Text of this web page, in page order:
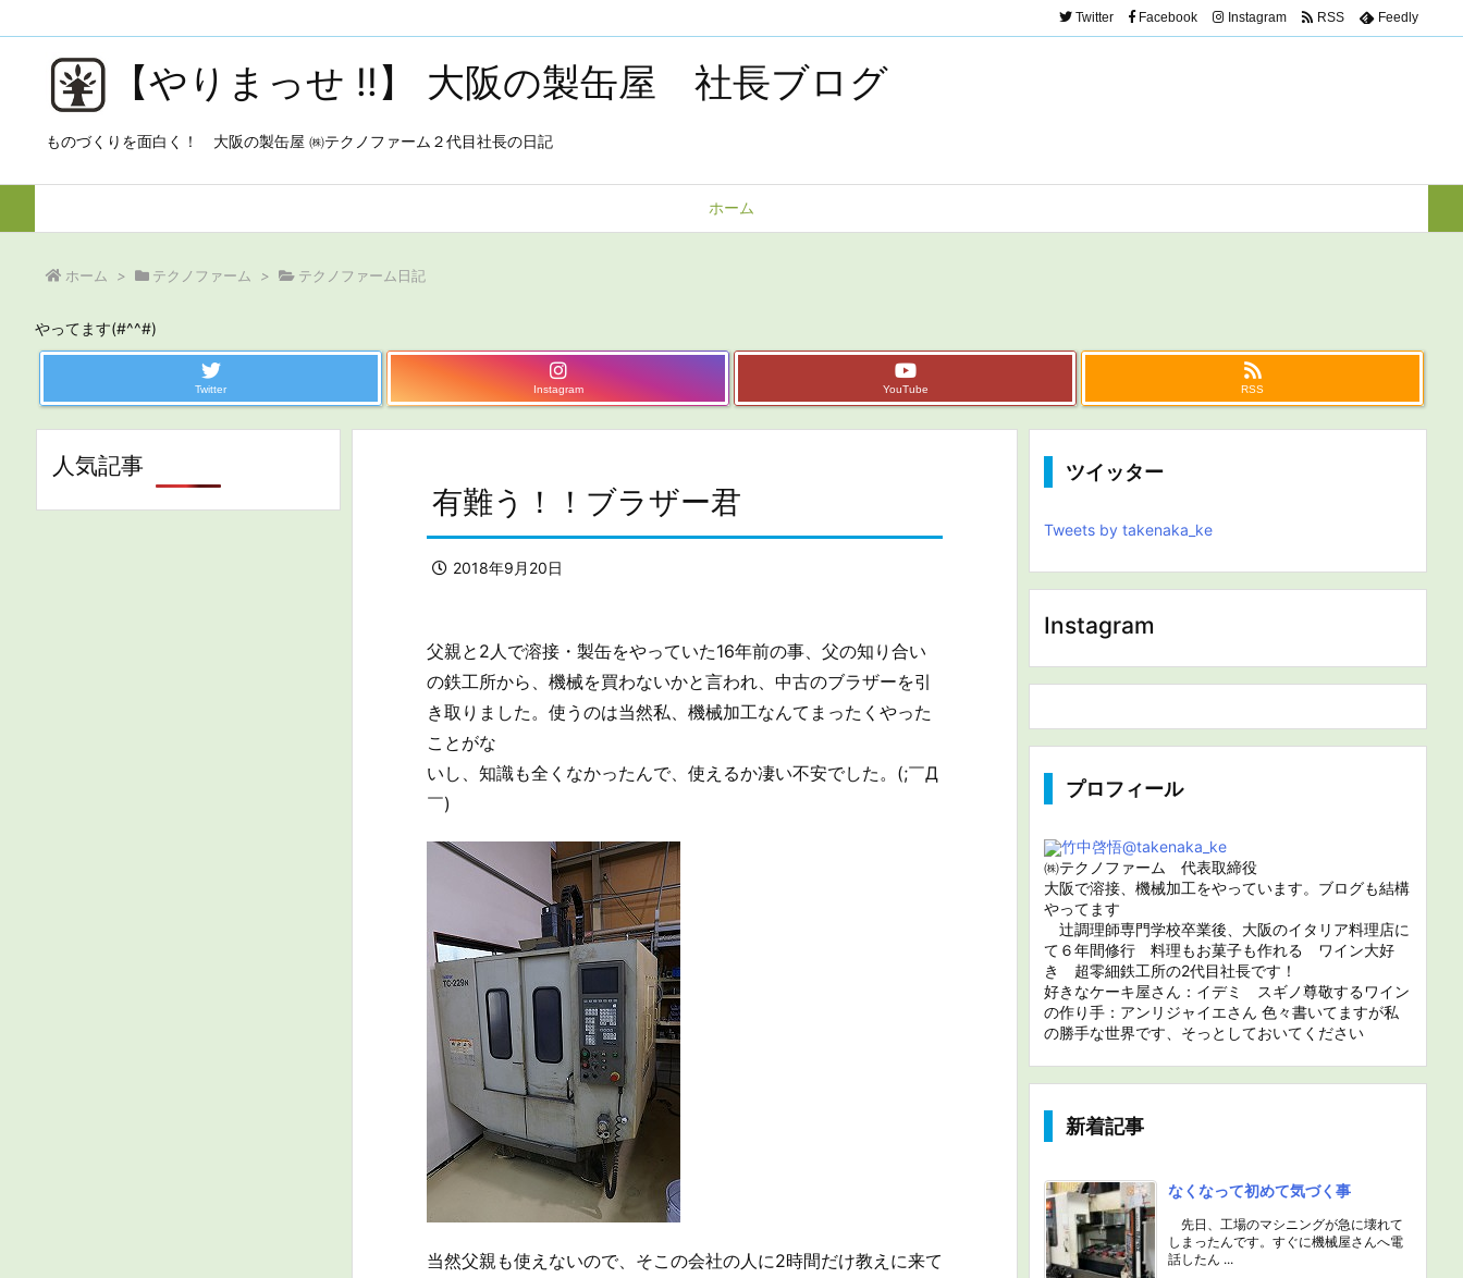
【やりまっせ !!】 大阪の製缶屋 社長ブログ
ものづくりを面白く！ 大阪の製缶屋 ㈱テクノファーム２代目社長の日記
ホーム
Twitter Facebook Instagram RSS Feedly
ホーム > テクノファーム > テクノファーム日記
やってます(#^^#)
Twitter Instagram YouTube RSS
有難う！！ブラザー君
2018年9月20日
父親と2人で溶接・製缶をやっていた16年前の事、父の知り合い
の鉄工所から、機械を買わないかと言われ、中古のブラザーを引
き取りました。使うのは当然私、機械加工なんてまったくやった
ことがな
いし、知識も全くなかったんで、使えるか凄い不安でした。(;￣Д
￣)
当然父親も使えないので、そこの会社の人に2時間だけ教えに来て
人気記事 ツイッター
Tweets by takenaka_ke
Instagram
プロフィール
竹中啓悟@takenaka_ke
㈱テクノファーム 代表取締役
大阪で溶接、機械加工をやっています。ブログも結構
やってます
辻調理師専門学校卒業後、大阪のイタリア料理店に
て６年間修行 料理もお菓子も作れる ワイン大好
き 超零細鉄工所の2代目社長です！
好きなケーキ屋さん：イデミ スギノ尊敬するワイン
の作り手：アンリジャイエさん 色々書いてますが私
の勝手な世界です、そっとしておいてください
新着記事
なくなって初めて気づく事
先日、工場のマシニングが急に壊れて
しまったんです。すぐに機械屋さんへ電
話したん ...